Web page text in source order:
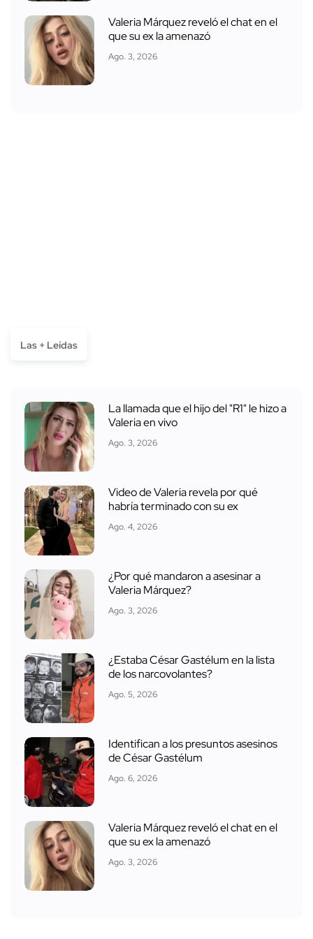
Valeria Márquez reveló el chat en el
que su ex la amenazó
Ago. 3, 2026
Las + Leídas
La llamada que el hijo del "R1" le hizo a
Valeria en vivo
Ago. 3, 2026
Video de Valeria revela por qué
habría terminado con su ex
Ago. 4, 2026
¿Por qué mandaron a asesinar a
Valeria Márquez?
Ago. 3, 2026
¿Estaba César Gastélum en la lista
de los narcovolantes?
Ago. 5, 2026
Identifican a los presuntos asesinos
de César Gastélum
Ago. 6, 2026
Valeria Márquez reveló el chat en el
que su ex la amenazó
Ago. 3, 2026